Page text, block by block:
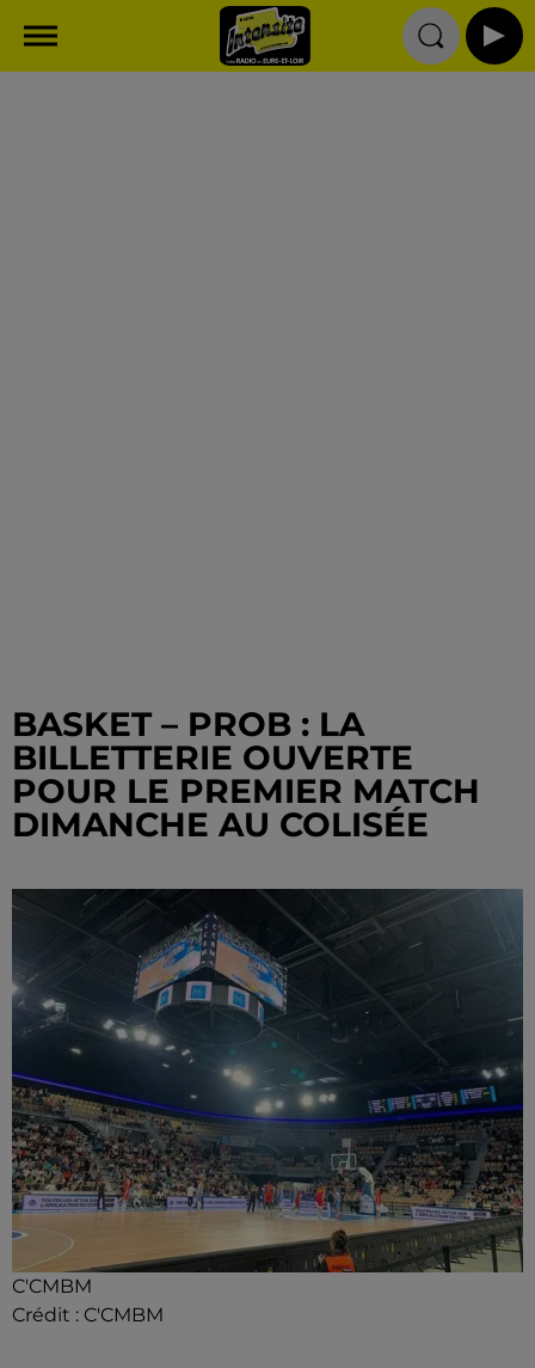
BASKET – PROB : LA
BILLETTERIE OUVERTE
POUR LE PREMIER MATCH
DIMANCHE AU COLISÉE
C'CMBM
Crédit : C'CMBM